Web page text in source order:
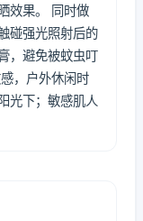
效果。 同时做
碰强光照射后的
，避免被蚊虫叮
，户外休闲时
光下；敏感肌人